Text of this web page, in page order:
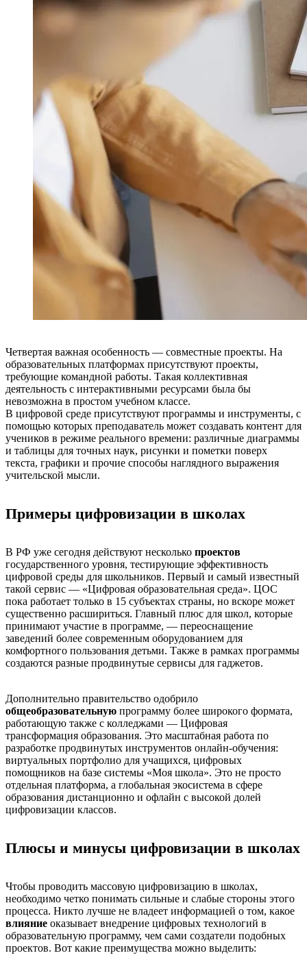
Четвертая важная особенность — совместные проекты. На
образовательных платформах присутствуют проекты,
требующие командной работы. Такая коллективная
деятельность с интерактивными ресурсами была бы
невозможна в простом учебном классе.
В цифровой среде присутствуют программы и инструменты, с
помощью которых преподаватель может создавать контент для
учеников в режиме реального времени: различные диаграммы
и таблицы для точных наук, рисунки и пометки поверх
текста, графики и прочие способы наглядного выражения
учительской мысли.
Примеры цифровизации в школах
В РФ уже сегодня действуют несколько проектов
государственного уровня, тестирующие эффективность
цифровой среды для школьников. Первый и самый известный
такой сервис — «Цифровая образовательная среда». ЦОС
пока работает только в 15 субъектах страны, но вскоре может
существенно расшириться. Главный плюс для школ, которые
принимают участие в программе, — переоснащение
заведений более современным оборудованием для
комфортного пользования детьми. Также в рамках программы
создаются разные продвинутые сервисы для гаджетов.
Дополнительно правительство одобрило
общеобразовательную программу более широкого формата,
работающую также с колледжами — Цифровая
трансформация образования. Это масштабная работа по
разработке продвинутых инструментов онлайн-обучения:
виртуальных портфолио для учащихся, цифровых
помощников на базе системы «Моя школа». Это не просто
отдельная платформа, а глобальная экосистема в сфере
образования дистанционно и офлайн с высокой долей
цифровизации классов.
Плюсы и минусы цифровизации в школах
Чтобы проводить массовую цифровизацию в школах,
необходимо четко понимать сильные и слабые стороны этого
процесса. Никто лучше не владеет информацией о том, какое
влияние оказывает внедрение цифровых технологий в
образовательную программу, чем сами создатели подобных
проектов. Вот какие преимущества можно выделить: